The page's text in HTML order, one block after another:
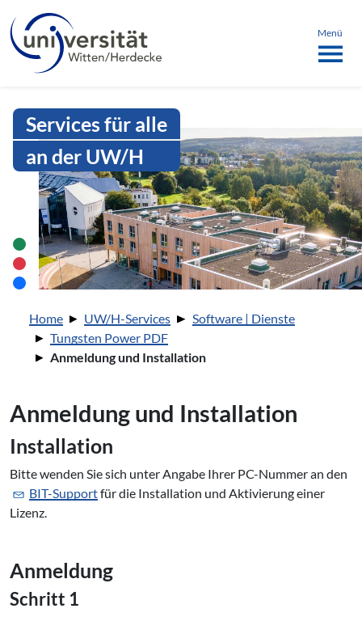
Intranet Uni WH | Anmeldung
Menü
Sprachmenü
schließen
Services für alle
an der UW/H
Sie sind hier:
Home UW/H-Services
Software | Dienste
Tungsten Power PDF
Anmeldung und Installation
Anmeldung und Installation
In­stal­la­ti­on
Bitte wenden Sie sich unter Angabe Ihrer PC-Nummer an den
BIT-Supportfür die Installation und Aktivierung einer
Lizenz.
Anmeldung
Schritt 1